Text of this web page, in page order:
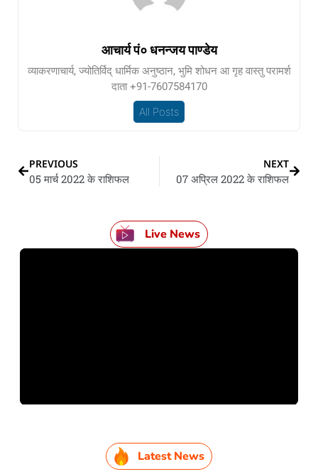
आचार्य पं० धनन्जय पाण्डेय
व्याकरणाचार्य, ज्योतिर्विद् धार्मिक अनुष्ठान, भुमि शोधन आ गृह वास्तु परामर्श
दाता +91-7607584170
All Posts
PREVIOUS
05 मार्च 2022 के राशिफल
NEXT
07 अप्रिल 2022 के राशिफल
Live News
Latest News